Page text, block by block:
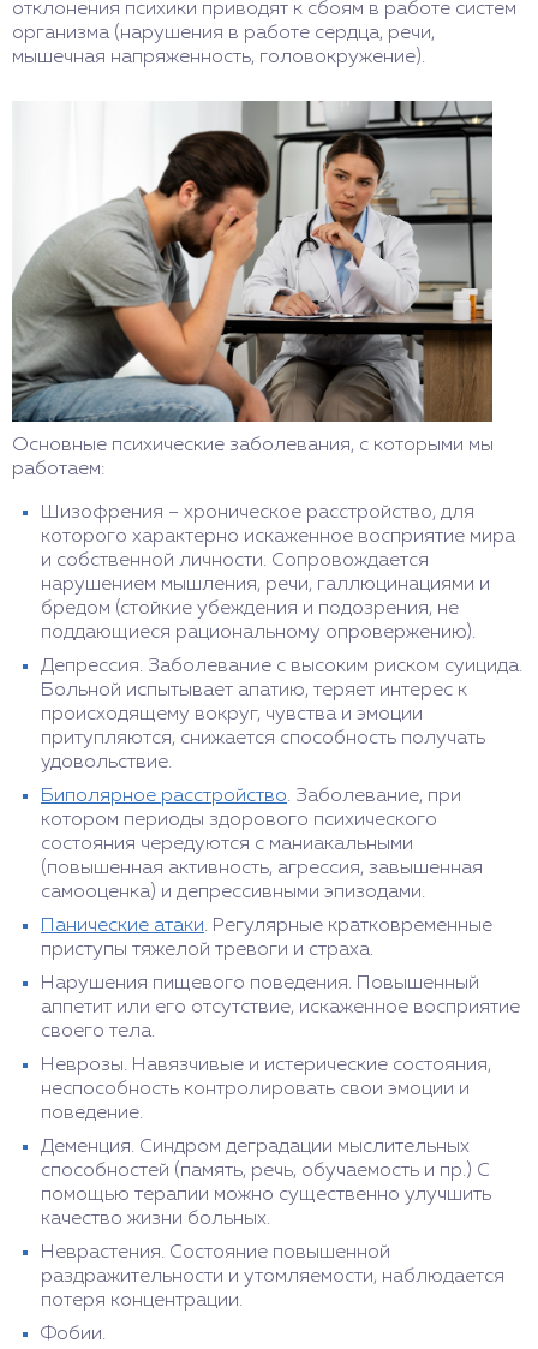
отклонения психики приводят к сбоям в работе систем
организма (нарушения в работе сердца, речи,
мышечная напряженность, головокружение).
Основные психические заболевания, с которыми мы
работаем:
Шизофрения – хроническое расстройство, для
которого характерно искаженное восприятие мира
и собственной личности. Сопровождается
нарушением мышления, речи, галлюцинациями и
бредом (стойкие убеждения и подозрения, не
поддающиеся рациональному опровержению).
Депрессия. Заболевание с высоким риском суицида.
Больной испытывает апатию, теряет интерес к
происходящему вокруг, чувства и эмоции
притупляются, снижается способность получать
удовольствие.
Биполярное расстройство. Заболевание, при
котором периоды здорового психического
состояния чередуются с маниакальными
(повышенная активность, агрессия, завышенная
самооценка) и депрессивными эпизодами.
Панические атаки. Регулярные кратковременные
приступы тяжелой тревоги и страха.
Нарушения пищевого поведения. Повышенный
аппетит или его отсутствие, искаженное восприятие
своего тела.
Неврозы. Навязчивые и истерические состояния,
неспособность контролировать свои эмоции и
поведение.
Деменция. Синдром деградации мыслительных
способностей (память, речь, обучаемость и пр.) С
помощью терапии можно существенно улучшить
качество жизни больных.
Неврастения. Состояние повышенной
раздражительности и утомляемости, наблюдается
потеря концентрации.
Фобии.